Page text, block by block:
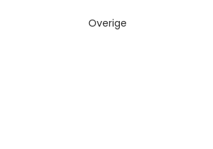
Overige